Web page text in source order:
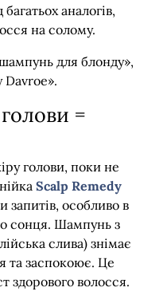
аналогів,
на солому.
для блонду»,
Davroe».
=
голови, поки не
Scalp Remedy
запитів, особливо в
сонця. Шампунь з
слива) знімає
та заспокоює. Це
здорового волосся.